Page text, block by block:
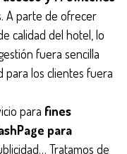
A parte de ofrecer
calidad del hotel, lo
fuera sencilla
para los clientes fuera
para fines
para
Tratamos de